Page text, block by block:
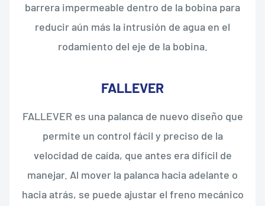
barrera impermeable dentro de la bobina para
reducir aún más la intrusión de agua en el
rodamiento del eje de la bobina.
FALLEVER
FALLEVER es una palanca de nuevo diseño que
permite un control fácil y preciso de la
velocidad de caída, que antes era difícil de
manejar. Al mover la palanca hacia adelante o
hacia atrás, se puede ajustar el freno mecánico